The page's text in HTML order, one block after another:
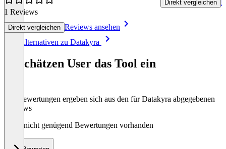
1 Reviews
Direkt vergleichen Reviews ansehen
Direkt vergleichen
Alle Alternativen zu Datakyra
So schätzen User das Tool ein
Die Bewertungen ergeben sich aus den für Datakyra abgegebenen
Reviews
Noch nicht genügend Bewertungen vorhanden